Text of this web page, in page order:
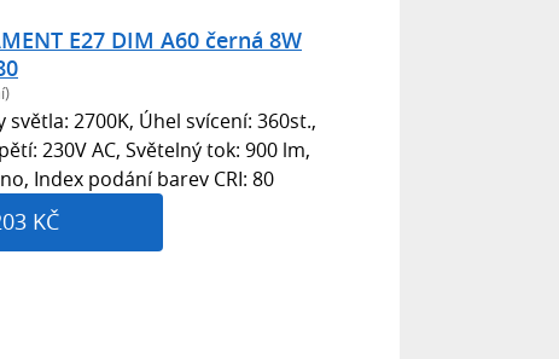
E27 DIM A60 černá 8W
2700K, Úhel svícení: 360st.,
230V AC, Světelný tok: 900 lm,
Index podání barev CRI: 80
KČ